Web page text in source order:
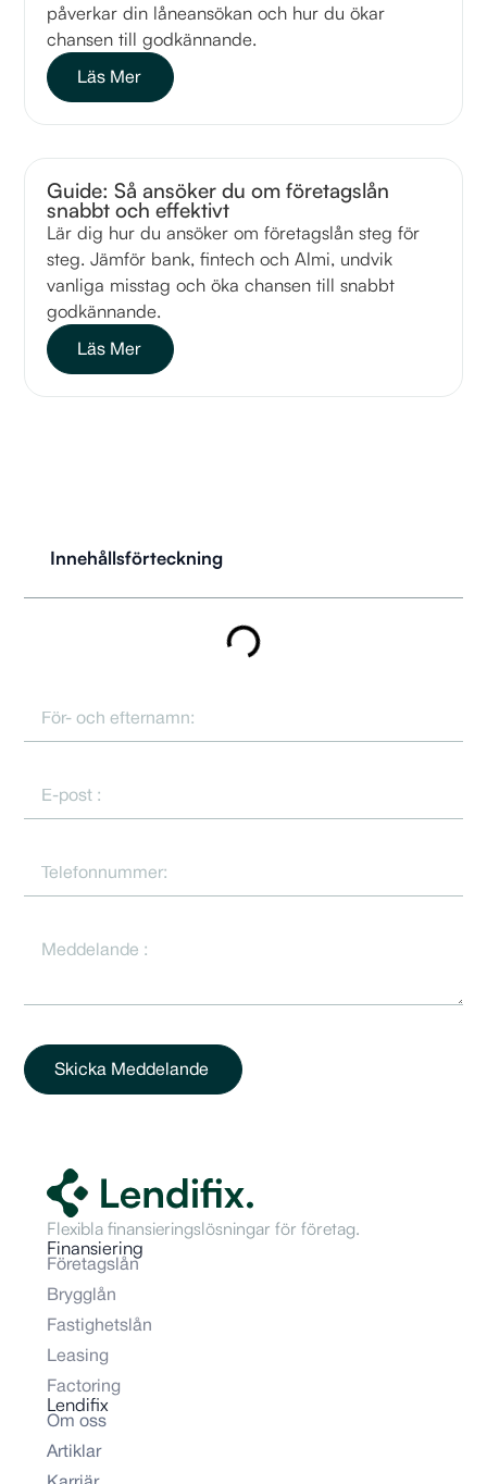
påverkar din låneansökan och hur du ökar
chansen till godkännande.
Läs Mer
Guide: Så ansöker du om företagslån
snabbt och effektivt
Lär dig hur du ansöker om företagslån steg för
steg. Jämför bank, fintech och Almi, undvik
vanliga misstag och öka chansen till snabbt
godkännande.
Läs Mer
Innehållsförteckning
Skicka Meddelande
Flexibla finansieringslösningar för företag.
Finansiering
Företagslån
Brygglån
Fastighetslån
Leasing
Factoring
Lendifix
Om oss
Artiklar